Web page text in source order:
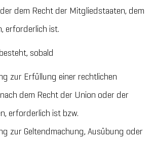
dem Recht der Mitgliedstaaten, dem
erforderlich ist.
sobald
zur Erfüllung einer rechtlichen
dem Recht der Union oder der
erforderlich ist bzw.
zur Geltendmachung, Ausübung oder